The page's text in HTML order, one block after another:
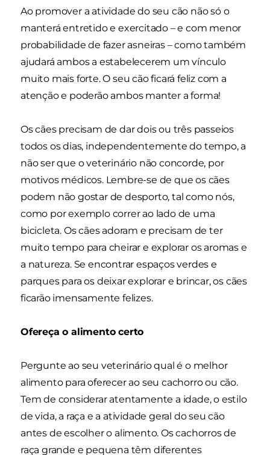
Ao promover a atividade do seu cão não só o
manterá entretido e exercitado – e com menor
probabilidade de fazer asneiras – como também
ajudará ambos a estabelecerem um vínculo
muito mais forte. O seu cão ficará feliz com a
atenção e poderão ambos manter a forma!
Os cães precisam de dar dois ou três passeios
todos os dias, independentemente do tempo, a
não ser que o veterinário não concorde, por
motivos médicos. Lembre-se de que os cães
podem não gostar de desporto, tal como nós,
como por exemplo correr ao lado de uma
bicicleta. Os cães adoram e precisam de ter
muito tempo para cheirar e explorar os aromas e
a natureza. Se encontrar espaços verdes e
parques para os deixar explorar e brincar, os cães
ficarão imensamente felizes.
Ofereça o alimento certo
Pergunte ao seu veterinário qual é o melhor
alimento para oferecer ao seu cachorro ou cão.
Tem de considerar atentamente a idade, o estilo
de vida, a raça e a atividade geral do seu cão
antes de escolher o alimento. Os cachorros de
raça grande e pequena têm diferentes